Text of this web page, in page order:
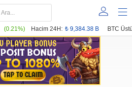
(0.21%) Hacim 24H: ₺ 9,384.38 B BTC